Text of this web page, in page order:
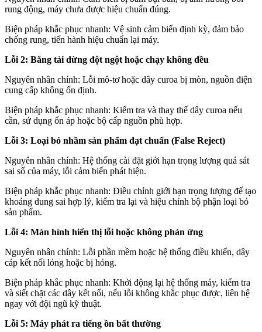
rung động, máy chưa được hiệu chuẩn đúng.
Biện pháp khắc phục nhanh: Vệ sinh cảm biến định kỳ, đảm bảo
chống rung, tiến hành hiệu chuẩn lại máy.
Lỗi 2: Băng tải dừng đột ngột hoặc chạy không đều
Nguyên nhân chính: Lỗi mô-tơ hoặc dây curoa bị mòn, nguồn điện
cung cấp không ổn định.
Biện pháp khắc phục nhanh: Kiểm tra và thay thế dây curoa nếu
cần, sử dụng ổn áp hoặc bộ cấp nguồn phù hợp.
Lỗi 3: Loại bỏ nhầm sản phẩm đạt chuẩn (False Reject)
Nguyên nhân chính: Hệ thống cài đặt giới hạn trọng lượng quá sát
sai số của máy, lỗi cảm biến phát hiện.
Biện pháp khắc phục nhanh: Điều chỉnh giới hạn trọng lượng để tạo
khoảng dung sai hợp lý, kiểm tra lại và hiệu chỉnh bộ phận loại bỏ
sản phẩm.
Lỗi 4: Màn hình hiển thị lỗi hoặc không phản ứng
Nguyên nhân chính: Lỗi phần mềm hoặc hệ thống điều khiển, dây
cáp kết nối lỏng hoặc bị hỏng.
Biện pháp khắc phục nhanh: Khởi động lại hệ thống máy, kiểm tra
và siết chặt các dây kết nối, nếu lỗi không khắc phục được, liên hệ
ngay với đội ngũ kỹ thuật.
Lỗi 5: Máy phát ra tiếng ồn bất thường